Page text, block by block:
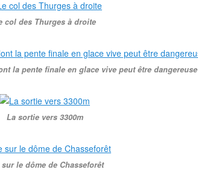
col des Thurges à droite
la pente finale en glace vive peut être dangereuse
La sortie vers 3300m
sur le dôme de Chasseforêt